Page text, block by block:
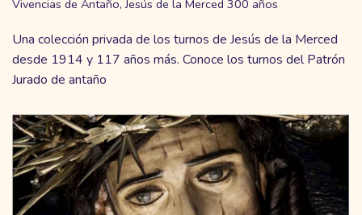
Vivencias de Antaño,Jesús de la Merced 300 años
Una colección privada de los turnos de Jesús de la Merced
desde 1914 y 117 años más. Conoce los turnos del Patrón
Jurado de antaño